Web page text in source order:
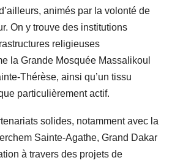
animés par la volonté de
On y trouve des institutions
religieuses
la Grande Mosquée Massalikoul
Thérèse, ainsi qu’un tissu
particulièrement actif.
solides, notamment avec la
Sainte-Agathe, Grand Dakar
à travers des projets de